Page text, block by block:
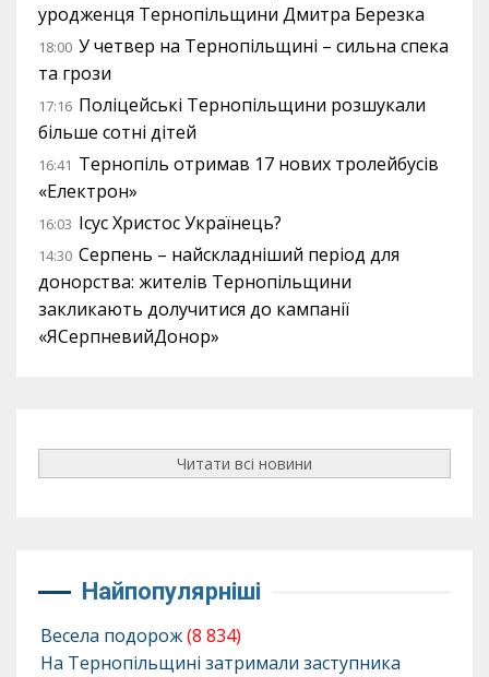
уродженця Тернопільщини Дмитра Березка
18:00 У четвер на Тернопільщині – сильна спека
та грози
17:16 Поліцейські Тернопільщини розшукали
більше сотні дітей
16:41 Тернопіль отримав 17 нових тролейбусів
«Електрон»
16:03 Ісус Христос Українець?
14:30 Серпень – найскладніший період для
донорства: жителів Тернопільщини
закликають долучитися до кампанії
«ЯСерпневийДонор»
Читати всі новини
Найпопулярніші
Весела подорож(8 834)
На Тернопільщині затримали заступника